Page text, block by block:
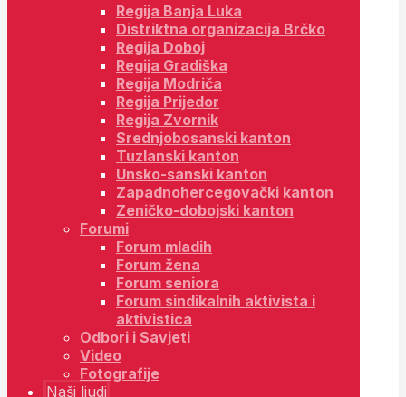
Regija Banja Luka
Distriktna organizacija Brčko
Regija Doboj
Regija Gradiška
Regija Modriča
Regija Prijedor
Regija Zvornik
Srednjobosanski kanton
Tuzlanski kanton
Unsko-sanski kanton
Zapadnohercegovački kanton
Zeničko-dobojski kanton
Forumi
Forum mladih
Forum žena
Forum seniora
Forum sindikalnih aktivista i
aktivistica
Odbori i Savjeti
Video
Fotografije
Naši ljudi